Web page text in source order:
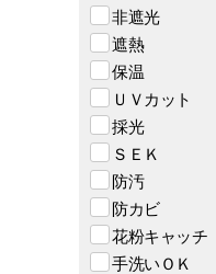
非遮光
遮熱
保温
ＵＶカット
採光
ＳＥＫ
防汚
防カビ
花粉キャッチ
手洗いＯＫ